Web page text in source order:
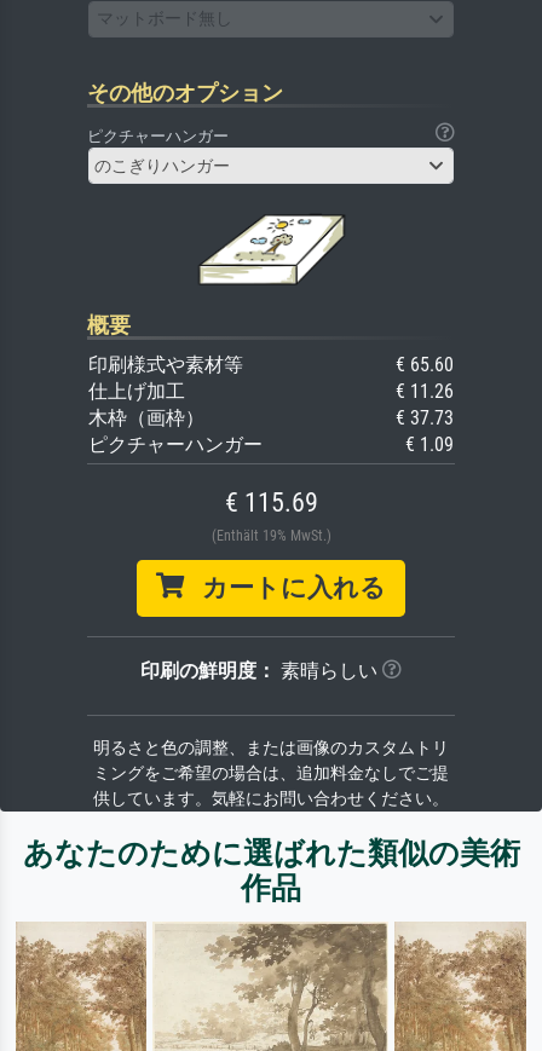
マットボード無し
その他のオプション
ピクチャーハンガー
のこぎりハンガー
概要
印刷様式や素材等
€ 65.60
仕上げ加工
€ 11.26
木枠（画枠）
€ 37.73
ピクチャーハンガー
€ 1.09
€ 115.69
(Enthält 19% MwSt.)
カートに入れる
印刷の鮮明度： 素晴らしい
明るさと色の調整、または画像のカスタムトリ
ミングをご希望の場合は、追加料金なしでご提
供しています。気軽にお問い合わせください。
あなたのために選ばれた類似の美術
作品